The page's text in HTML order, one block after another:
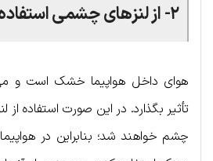
۲- از لنزهای چشمی استفاده نکنید
هوای داخل هواپیما خشک است و
تأثیر بگذارد. در این صورت استفاده
چشم خواهند شد؛ بنابراین در